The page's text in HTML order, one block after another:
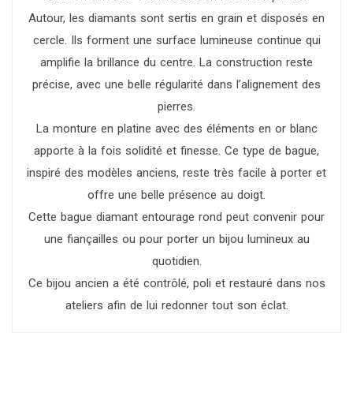
Autour, les diamants sont sertis en grain et disposés en
cercle. Ils forment une surface lumineuse continue qui
amplifie la brillance du centre. La construction reste
précise, avec une belle régularité dans l’alignement des
pierres.
La monture en platine avec des éléments en or blanc
apporte à la fois solidité et finesse. Ce type de bague,
inspiré des modèles anciens, reste très facile à porter et
offre une belle présence au doigt.
Cette bague diamant entourage rond peut convenir pour
une fiançailles ou pour porter un bijou lumineux au
quotidien.
Ce bijou ancien a été contrôlé, poli et restauré dans nos
ateliers afin de lui redonner tout son éclat.